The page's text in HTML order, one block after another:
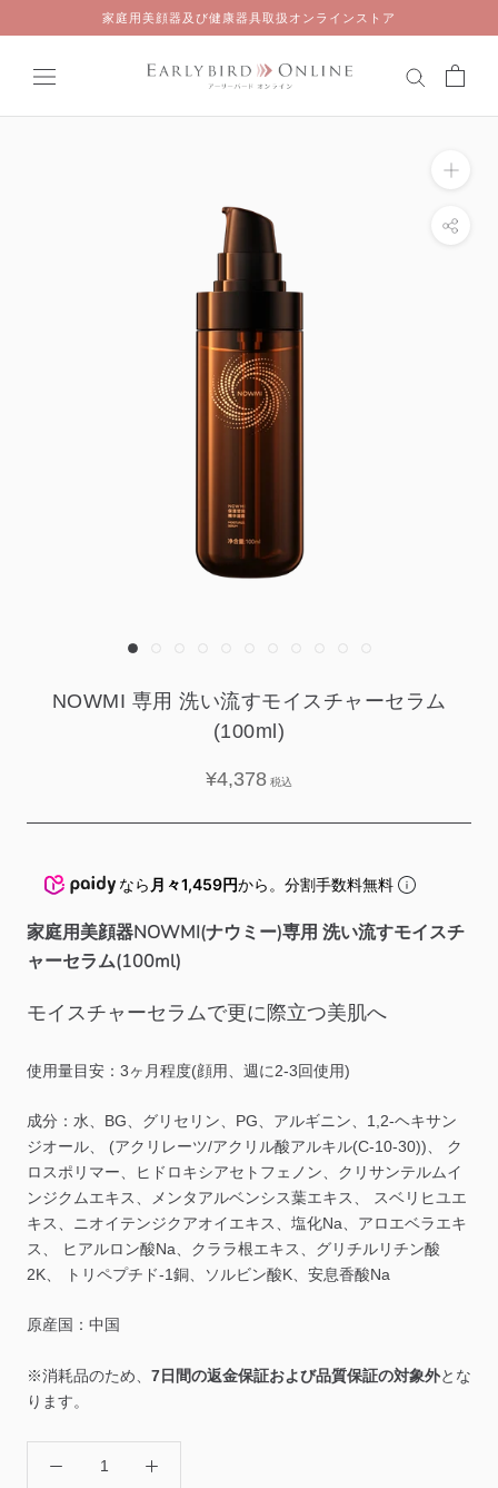
to
家庭用美顔器及び健康器具取扱オンラインストア
NOWMI 専用 洗い流すモイスチャーセラム
(100ml)
¥4,378
なら 月々1,459円から。分割手数料無料
家庭用美顔器NOWMI(ナウミー)専用 洗い流すモイスチ
ャーセラム(100ml)
モイスチャーセラムで更に際立つ美肌へ
使用量目安：3ヶ月程度(顔用、週に2-3回使用)
成分：水、 BG 、グリセリン、 PG 、アルギニン、 1,2-ヘキサン
ジオール、 (アクリレーツ/アクリル酸アルキル(C-10-30)) 、 ク
ロスポリマー、ヒドロキシアセトフェノン、クリサンテルムイ
ンジクムエキス、メンタアルベンシス葉エキス、 スベリヒユエ
キス、ニオイテンジクアオイエキス、塩化Na 、アロエベラエキ
ス、 ヒアルロン酸Na 、クララ根エキス、グリチルリチン酸
2K 、 トリペプチド-1銅、ソルビン酸K 、安息香酸Na
原産国：中国
※消耗品のため、 7日間の返金保証および品質保証の対象外とな
ります。